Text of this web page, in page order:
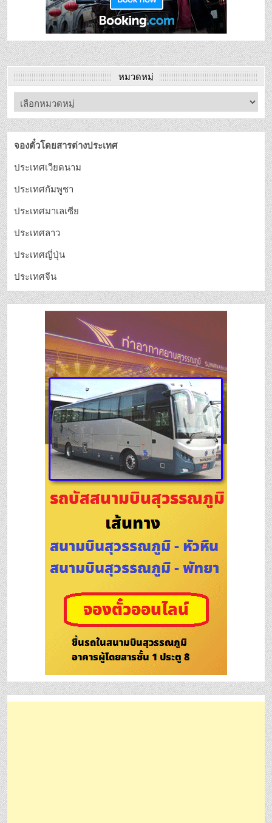
หมวดหมู่
จองตั๋วโดยสารต่างประเทศ
ประเทศเวียดนาม
ประเทศกัมพูชา
ประเทศมาเลเซีย
ประเทศลาว
ประเทศญี่ปุ่น
ประเทศจีน